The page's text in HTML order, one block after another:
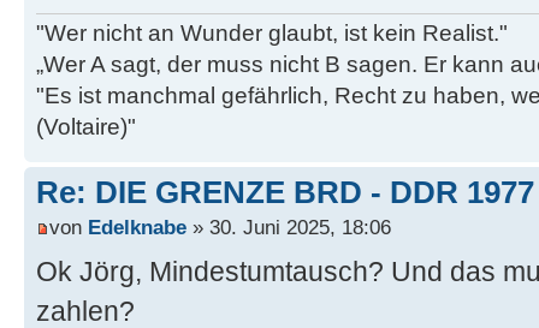
"Wer nicht an Wunder glaubt, ist kein Realist."
„Wer A sagt, der muss nicht B sagen. Er kann
"Es ist manchmal gefährlich, Recht zu haben,
(Voltaire)"
Re: DIE GRENZE BRD - DDR
von Edelknabe » 30. Juni 2025, 18:06
Ok Jörg, Mindestumtausch? Und das
zahlen?